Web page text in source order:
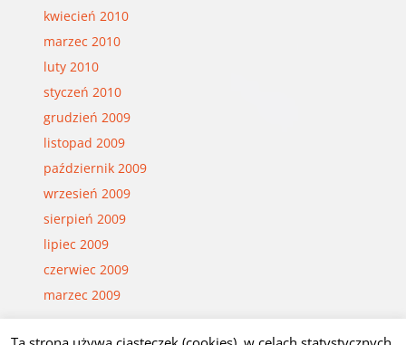
kwiecień 2010
marzec 2010
luty 2010
styczeń 2010
grudzień 2009
listopad 2009
październik 2009
wrzesień 2009
sierpień 2009
lipiec 2009
czerwiec 2009
marzec 2009